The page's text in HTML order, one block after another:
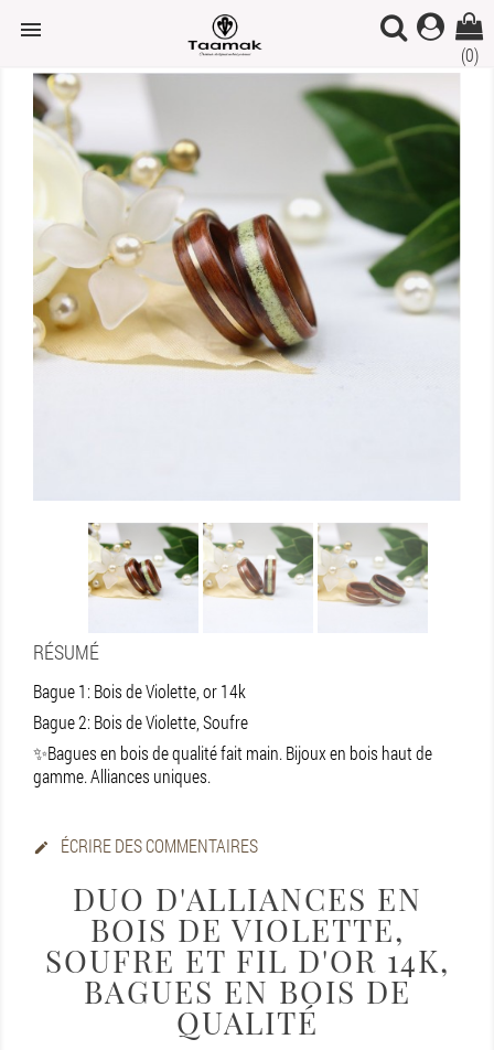

(0)
RÉSUMÉ
Bague 1: Bois de Violette, or 14k
Bague 2: Bois de Violette, Soufre
✨Bagues en bois de qualité fait main. Bijoux en bois haut de
gamme. Alliances uniques.
 ÉCRIRE DES COMMENTAIRES
DUO D'ALLIANCES EN
BOIS DE VIOLETTE,
SOUFRE ET FIL D'OR 14K,
BAGUES EN BOIS DE
QUALITÉ